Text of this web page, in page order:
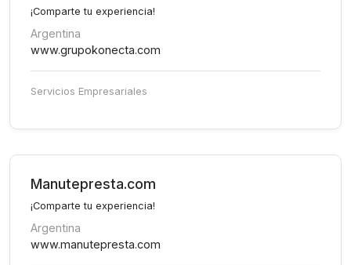
¡Comparte tu experiencia!
Argentina
www.grupokonecta.com
Servicios Empresariales
Manutepresta.com
¡Comparte tu experiencia!
Argentina
www.manutepresta.com